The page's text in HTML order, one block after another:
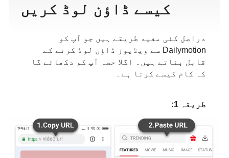
کیسے ڈاؤن لوڈ کریں
دراصل کئی مفید طریقے ہیں جو آپ کو
Dailymotion سے ویڈیوز ڈاؤن لوڈ کرنے کے
قابل بناتے ہیں۔ اگلا حصہ آپ کو دکھائے گا
کہ کام کیسے کرنا ہے۔
طریقہ 1: